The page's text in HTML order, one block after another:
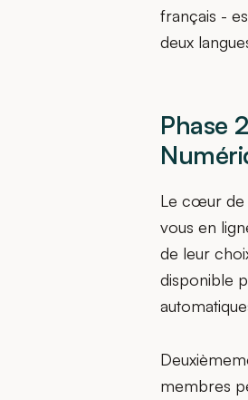
français -
deux
Phase
Le cœur de
vous en
de leur
disponible
membres